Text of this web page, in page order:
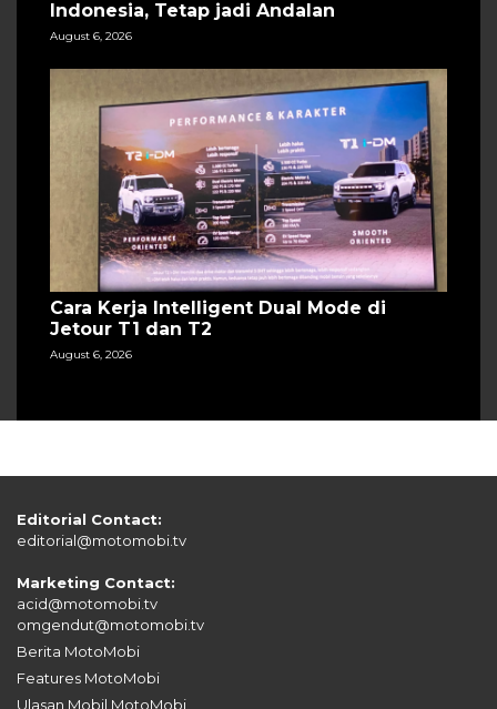
Indonesia, Tetap jadi Andalan
August 6, 2026
Cara Kerja Intelligent Dual Mode di
Jetour T1 dan T2
August 6, 2026
Editorial Contact:
editorial@motomobi.tv
Marketing Contact:
acid@motomobi.tv
omgendut@motomobi.tv
Berita MotoMobi
Features MotoMobi
Ulasan Mobil MotoMobi